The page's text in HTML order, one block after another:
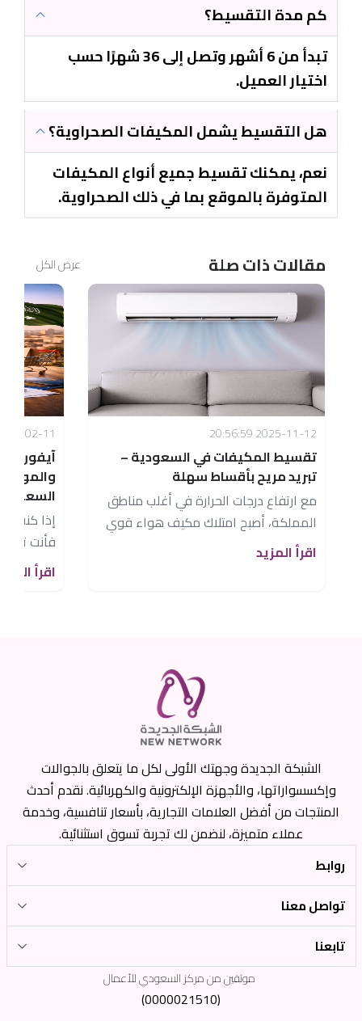
كم مدة التقسيط؟
تبدأ من 6 أشهر وتصل إلى 36 شهرًا حسب
اختيار العميل.
هل التقسيط يشمل المكيفات الصحراوية؟
نعم، يمكنك تقسيط جميع أنواع المكيفات
المتوفرة بالموقع بما في ذلك الصحراوية.
مقالات ذات صلة عرض الكل
2025-11-12 20:56:59
تقسيط المكيفات في السعودية –
تبريد مريح بأقساط سهلة
مع ارتفاع درجات الحرارة في أغلب مناطق
المملكة، أصبح امتلاك مكيف هواء قوي
وموثوق ضرورة أساسية في كل منزل
سعودي....
اقرأ المزيد
02-11 15:27:56
فأنت
في فئته،
اقرأ
الشبكة الجديدة وجهتك الأولى لكل ما يتعلق بالجوالات
وإكسسواراتها، والأجهزة الإلكترونية والكهربائية. نقدم أحدث
المنتجات من أفضل العلامات التجارية، بأسعار تنافسية، وخدمة
عملاء متميزة، لنضمن لك تجربة تسوق استثنائية.
روابط
تواصل معنا
تابعنا
موثقين من مركز السعودي للأعمال
(0000021510)